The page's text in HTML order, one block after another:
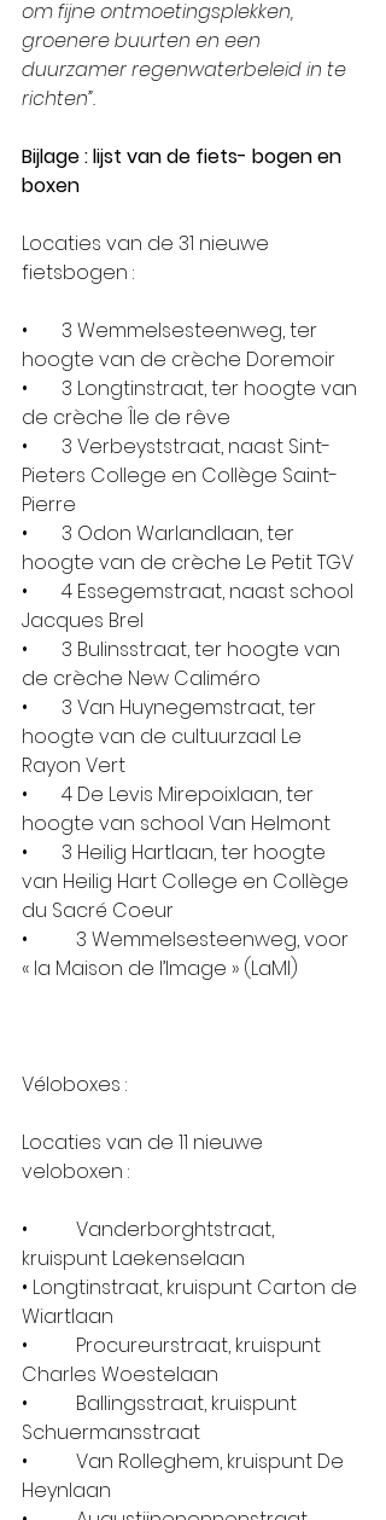
om fijne ontmoetingsplekken,
groenere buurten en een
duurzamer regenwaterbeleid in te
richten”.
Bijlage : lijst van de fiets- bogen en
boxen
Locaties van de 31 nieuwe
fietsbogen :
•       3 Wemmelsesteenweg, ter
hoogte van de crèche Doremoir
•       3 Longtinstraat, ter hoogte van
de crèche Île de rêve
•       3 Verbeyststraat, naast Sint-
Pieters College en Collège Saint-
Pierre
•       3 Odon Warlandlaan, ter
hoogte van de crèche Le Petit TGV
•       4 Essegemstraat, naast school
Jacques Brel
•       3 Bulinsstraat, ter hoogte van
de crèche New Caliméro
•       3 Van Huynegemstraat, ter
hoogte van de cultuurzaal Le
Rayon Vert
•       4 De Levis Mirepoixlaan, ter
hoogte van school Van Helmont
•       3 Heilig Hartlaan, ter hoogte
van Heilig Hart College en Collège
du Sacré Coeur
•          3 Wemmelsesteenweg, voor
« la Maison de l’Image » (LaMI)
Véloboxes :
Locaties van de 11 nieuwe
veloboxen :
•          Vanderborghtstraat,
kruispunt Laekenselaan
• Longtinstraat, kruispunt Carton de
Wiartlaan
•          Procureurstraat, kruispunt
Charles Woestelaan
•          Ballingsstraat, kruispunt
Schuermansstraat
•          Van Rolleghem, kruispunt De
Heynlaan